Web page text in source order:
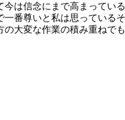
は信念にまで高まってい
一番尊いと私は思っている
大変な作業の積み重ねで